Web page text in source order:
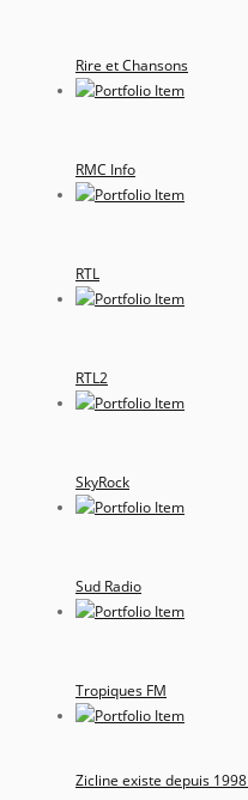
Rire et Chansons
RMC Info
RTL
RTL2
SkyRock
Sud Radio
Tropiques FM
Zicline existe depuis